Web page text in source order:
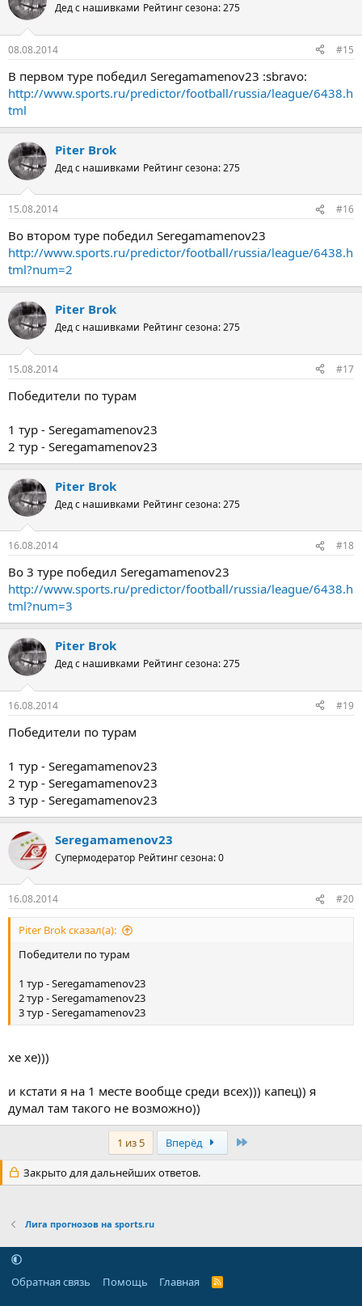
Дед с нашивками Рейтинг сезона: 275
08.08.2014 #15
В первом туре победил Seregamamenov23 :sbravo:
http://www.sports.ru/predictor/football/russia/league/6438.h
tml
Piter Brok
Дед с нашивками Рейтинг сезона: 275
15.08.2014 #16
Во втором туре победил Seregamamenov23
http://www.sports.ru/predictor/football/russia/league/6438.h
tml?num=2
Piter Brok
Дед с нашивками Рейтинг сезона: 275
15.08.2014 #17
Победители по турам
1 тур - Seregamamenov23
2 тур - Seregamamenov23
Piter Brok
Дед с нашивками Рейтинг сезона: 275
16.08.2014 #18
Во 3 туре победил Seregamamenov23
http://www.sports.ru/predictor/football/russia/league/6438.h
tml?num=3
Piter Brok
Дед с нашивками Рейтинг сезона: 275
16.08.2014 #19
Победители по турам
1 тур - Seregamamenov23
2 тур - Seregamamenov23
3 тур - Seregamamenov23
Seregamamenov23
Супермодератор Рейтинг сезона: 0
16.08.2014 #20
Piter Brok сказал(а):
Победители по турам
1 тур - Seregamamenov23
2 тур - Seregamamenov23
3 тур - Seregamamenov23
хе хе)))
и кстати я на 1 месте вообще среди всех))) капец)) я
думал там такого не возможно))
1 из 5 Вперёд
Закрыто для дальнейших ответов.
Лига прогнозов на sports.ru
Обратная связь Помощь Главная
R